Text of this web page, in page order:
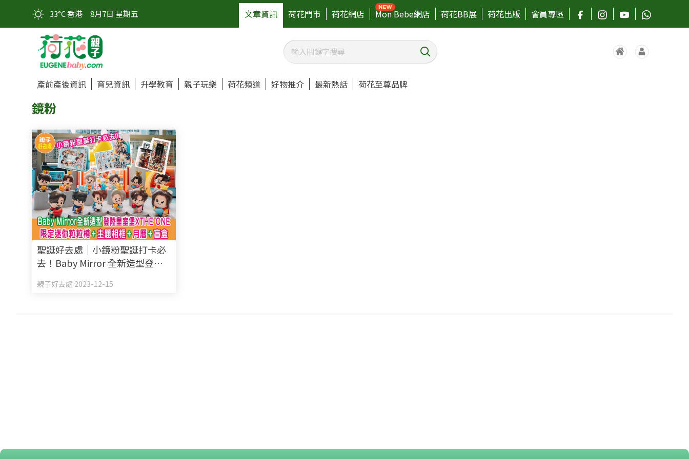
33°C 香港 8月7日 星期五 文章資訊 荷花門市 荷花網店 Mon Bebe網店 荷花BB展 荷花出版 會員專區
產前產後資訊 育兒資訊 升學教育 親子玩樂 荷花頻道 好物推介 最新熱話 荷花至尊品牌
鏡粉
聖誕好去處｜小鏡粉聖誕打卡必
去！Baby Mirror 全新造型登陸
樽+主題相框+月曆+盲盒
親子好去處 2023-12-15